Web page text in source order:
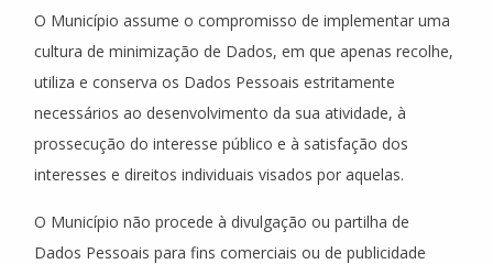
O Município assume o compromisso de implementar uma
cultura de minimização de Dados, em que apenas recolhe,
utiliza e conserva os Dados Pessoais estritamente
necessários ao desenvolvimento da sua atividade, à
prossecução do interesse público e à satisfação dos
interesses e direitos individuais visados por aquelas.
O Município não procede à divulgação ou partilha de
Dados Pessoais para fins comerciais ou de publicidade